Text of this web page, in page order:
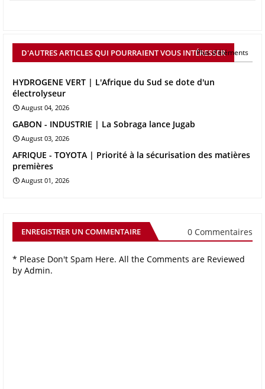
D'AUTRES ARTICLES QUI POURRAIENT VOUS INTÉRESSER
Plus d'éléments
HYDROGENE VERT | L'Afrique du Sud se dote d'un
électrolyseur
August 04, 2026
GABON - INDUSTRIE | La Sobraga lance Jugab
August 03, 2026
AFRIQUE - TOYOTA | Priorité à la sécurisation des matières
premières
August 01, 2026
ENREGISTRER UN COMMENTAIRE 0 Commentaires
* Please Don't Spam Here. All the Comments are Reviewed
by Admin.